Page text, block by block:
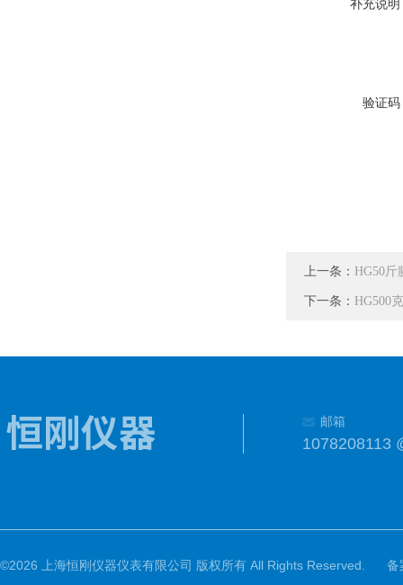
补充说明
验证码
上一条： HG50斤
下一条： HG500
邮箱
1078208113
©2026 上海恒刚仪器仪表有限公司 版权所有 All Rights Reserved.
备